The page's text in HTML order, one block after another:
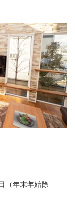
（年末年始除